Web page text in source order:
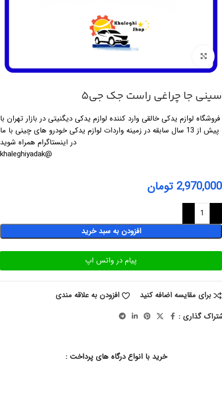
سینی جا چراغی راست جک جی5
فروشگاه لوازم یدکی خالقی وارد کننده لوازم یدکی دیگنیتی در بازار تهران با
پیش از 13 سال سابقه در زمینه واردات لوازم یدکی خودرو های چینی با ما
در اینستاگرام همراه شوید
@khaleghiyadak
2,970,000 تومان
افزودن به سبد خرید
پیام در واتس اپ
برای مقایسه اضافه کنید
افزودن به علاقه مندی
گذاری :
خرید با انواع درگاه های پرداخت :